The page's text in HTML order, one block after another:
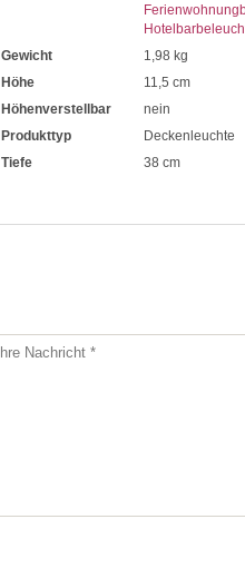
Gewicht
1,98 kg
Höhe
11,5 cm
Höhenverstellbar
nein
Produkttyp
Deckenleuchte
Tiefe
38 cm